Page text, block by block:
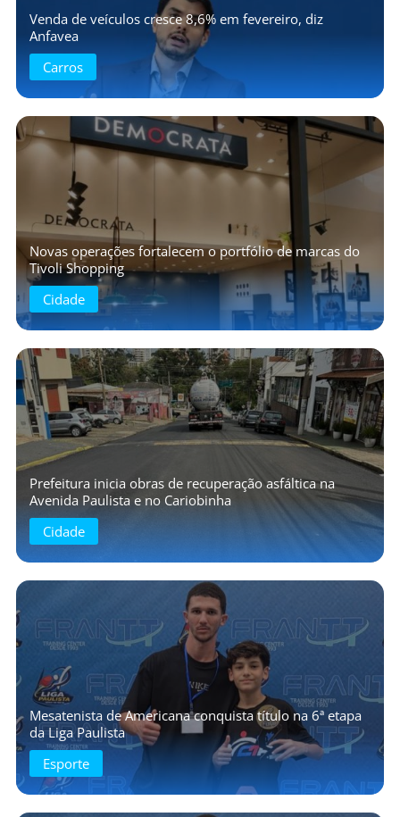
Venda de veículos cresce 8,6% em fevereiro, diz
Anfavea
Carros
Novas operações fortalecem o portfólio de marcas do
Tivoli Shopping
Cidade
Prefeitura inicia obras de recuperação asfáltica na
Avenida Paulista e no Cariobinha
Cidade
Mesatenista de Americana conquista título na 6ª etapa
da Liga Paulista
Esporte